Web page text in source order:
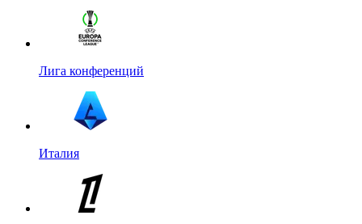
Лига конференций
Италия